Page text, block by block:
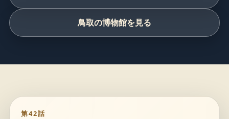
鳥取の博物館を見る
第42話